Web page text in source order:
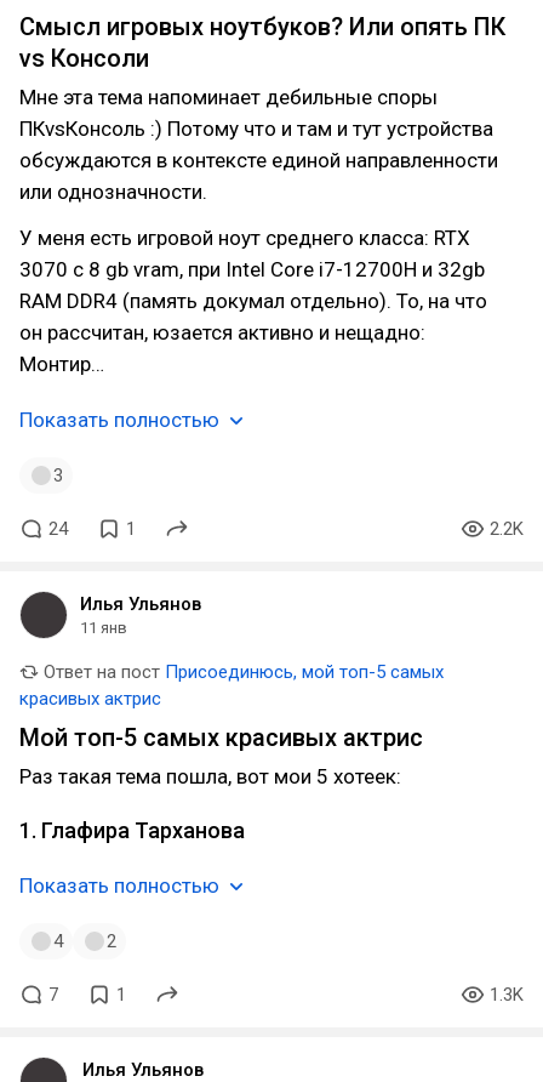
Смысл игровых ноутбуков? Или опять ПК
vs Консоли
Мне эта тема напоминает дебильные споры
ПКvsКонсоль :) Потому что и там и тут устройства
обсуждаются в контексте единой направленности
или однозначности.
У меня есть игровой ноут среднего класса: RTX
3070 с 8 gb vram, при Intel Core i7-12700H и 32gb
RAM DDR4 (память докумал отдельно). То, на что
он рассчитан, юзается активно и нещадно:
Монтир…
Показать полностью
3
24 1 2.2K
Илья Ульянов
11 янв
Ответ на пост Присоединюсь, мой топ-5 самых
красивых актрис
Мой топ-5 самых красивых актрис
Раз такая тема пошла, вот мои 5 хотеек:
1. Глафира Тарханова
Показать полностью
4 2
7 1 1.3K
Илья Ульянов